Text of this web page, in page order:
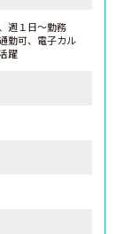
週１日～勤務
勤可、電子カル
躍